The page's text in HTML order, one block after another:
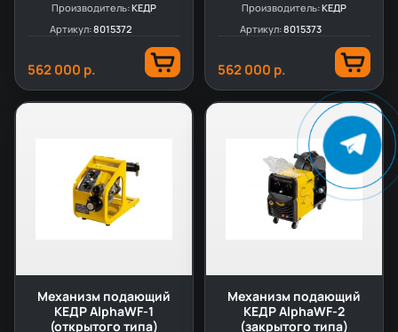
Производитель:КЕДР
Артикул:8015372
562 000 р.
Производитель:КЕДР
Артикул:8015373
562 000 р.
Механизм подающий
КЕДР AlphaWF-1
(открытого типа)
Механизм подающий
КЕДР AlphaWF-2
(закрытого типа)